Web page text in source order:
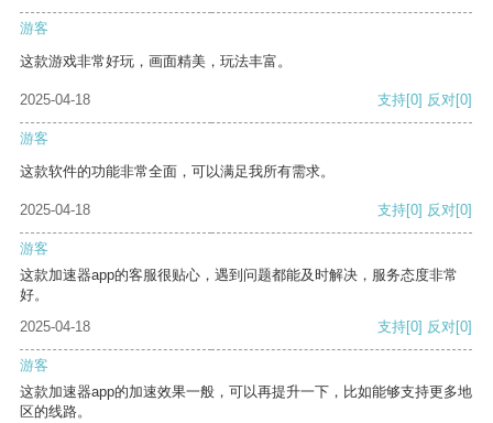
游客
这款游戏非常好玩，画面精美，玩法丰富。
2025-04-18 支持[0] 反对[0]
游客
这款软件的功能非常全面，可以满足我所有需求。
2025-04-18 支持[0] 反对[0]
游客
这款加速器app的客服很贴心，遇到问题都能及时解决，服务态度非常
好。
2025-04-18
支持[0] 反对[0]
游客
这款加速器app的加速效果一般，可以再提升一下，比如能够支持更多地
区的线路。